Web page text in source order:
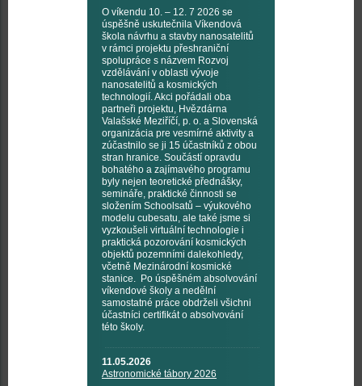
O víkendu 10. – 12. 7 2026 se
úspěšně uskutečnila Víkendová
škola návrhu a stavby nanosatelitů
v rámci projektu přeshraniční
spolupráce s názvem Rozvoj
vzdělávání v oblasti vývoje
nanosatelitů a kosmických
technologií. Akci pořádali oba
partneři projektu, Hvězdárna
Valašské Meziříčí, p. o. a Slovenská
organizácia pre vesmírné aktivity a
zúčastnilo se ji 15 účastníků z obou
stran hranice. Součástí opravdu
bohatého a zajímavého programu
byly nejen teoretické přednášky,
semináře, praktické činnosti se
složením Schoolsatů – výukového
modelu cubesatu, ale také jsme si
vyzkoušeli virtuální technologie i
praktická pozorování kosmických
objektů pozemními dalekohledy,
včetně Mezinárodní kosmické
stanice. Po úspěšném absolvování
víkendové školy a nedělní
samostatné práce obdrželi všichni
účastníci certifikát o absolvování
této školy.
11.05.2026
Astronomické tábory 2026